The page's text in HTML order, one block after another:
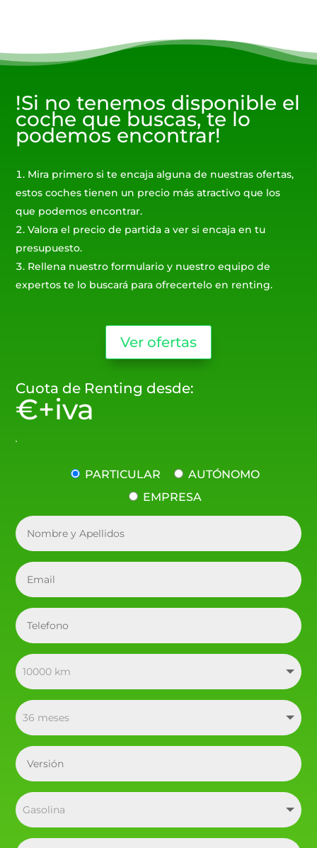
!Si no tenemos disponible el
coche que buscas, te lo
podemos encontrar!
Mira primero si te encaja alguna de nuestras ofertas,
estos coches tienen un precio más atractivo que los
que podemos encontrar.
Valora el precio de partida a ver si encaja en tu
presupuesto.
Rellena nuestro formulario y nuestro equipo de
expertos te lo buscará para ofrecertelo en renting.
Ver ofertas
Cuota de Renting desde:
€+iva
PARTICULAR
AUTÓNOMO
EMPRESA